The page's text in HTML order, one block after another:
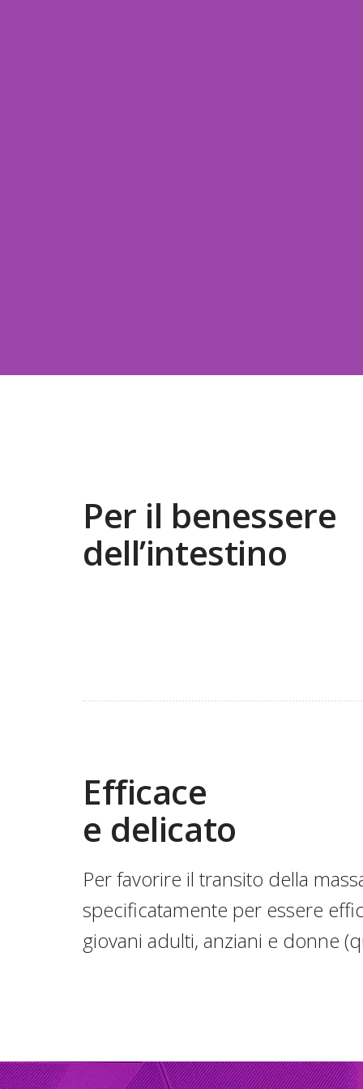
Per il benessere
dell’intestino
Efficace
e delicato
Per favorire il transito della
specificatamente per essere
giovani adulti, anziani e donne